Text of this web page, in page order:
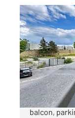
REIMS 51
50 m2, 2
Ref : 18418
A VENDRE
balcon,